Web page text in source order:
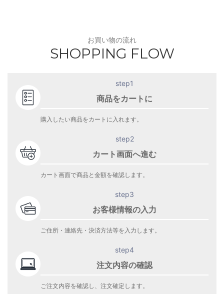
お買い物の流れ
SHOPPING FLOW
step1
商品をカートに
購入したい商品をカートに入れます。
step2
カート画面へ進む
カート画面で商品と金額を確認します。
step3
お客様情報の入力
ご住所・連絡先・決済方法等を入力します。
step4
注文内容の確認
ご注文内容を確認し、注文確定します。